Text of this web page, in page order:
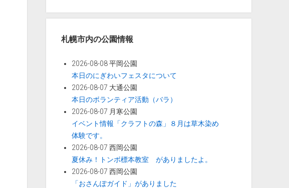
札幌市内の公園情報
2026-08-08 平岡公園
本日のにぎわいフェスタについて
2026-08-07 大通公園
本日のボランティア活動（バラ）
2026-08-07 月寒公園
イベント情報「クラフトの森」８月は草木染め
体験です。
2026-08-07 西岡公園
夏休み！トンボ標本教室 がありましたよ。
2026-08-07 西岡公園
「おさんぽガイド」がありました